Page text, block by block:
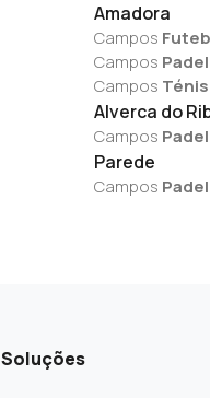
Amadora
Campos
Campos Padel
Campos Ténis
Alverca do
Campos Padel
Parede
Campos Padel
Soluções